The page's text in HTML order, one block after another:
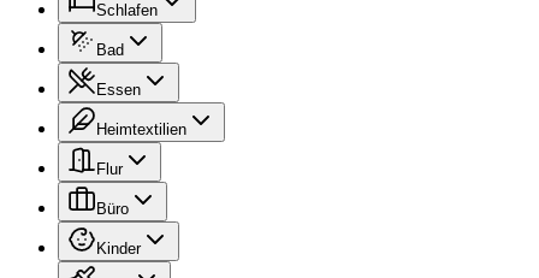
Schlafen
Bad
Essen
Heimtextilien
Flur
Büro
Kinder